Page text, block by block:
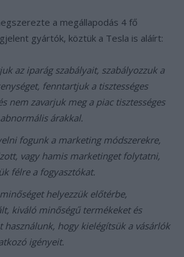
a megállapodás 4 fő
gyártók, köztük a Tesla is aláírt:
az iparág szabályait, szabályozzuk a
fenntartjuk a tisztességes
nem zavarjuk meg a piac tisztességes
árakkal.
fogunk a marketing módszerekre,
vagy hamis marketinget folytatni,
félre a fogyasztókat.
helyezzük előtérbe,
kiváló minőségű termékeket és
használunk, hogy kielégítsük a vásárlók
igényeit.